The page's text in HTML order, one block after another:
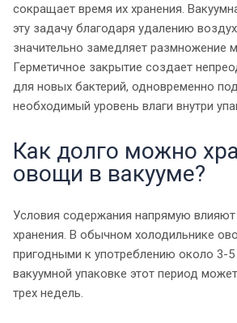
сокращает время их хранения.
эту задачу благодаря удалению
значительно замедляет размножение
Герметичное закрытие создает
для новых бактерий, одновременно
необходимый уровень влаги внутри
Как долго можно
овощи в вакууме?
Условия содержания напрямую влияют
хранения. В обычном холодильнике
пригодными к употреблению около 3-5
вакуумной упаковке этот период
трех недель.